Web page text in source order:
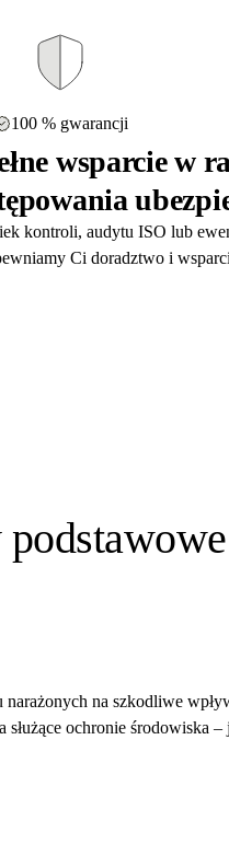
100 % gwarancji
wsparcie w
kontroli, audytu ISO lub
Ci doradztwo i
na szkodliwe
ochronie środowiska